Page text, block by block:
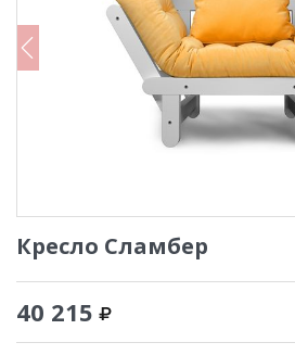
Кресло Сламбер
40 215